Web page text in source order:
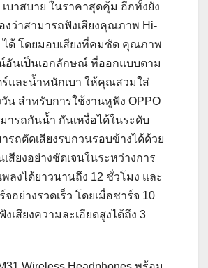
เบาสบาย ในราคาสุดคุ้ม อีกทั้งยัง
งว่าสามารถฟังเสียงคุณภาพ Hi-
ได้ โดยมอบเสียงที่คมชัด คุณภาพ
อันเป็นเอกลักษณ์ ที่ออกแบบตาม
และน้ำหนักเบา ให้คุณสวมใส่
น สำหรับการใช้งานหูฟัง OPPO
มารถกันน้ำ กันเหงื่อได้ในระดับ
ารถตัดเสียงรบกวนรอบข้างได้ด้วย
สียงอย่างชัดเจนในระหว่างการ
ลงได้ยาวนานถึง 12 ชั่วโมง และ
จอย่างรวดเร็ว โดยเมื่อชาร์จ 10
เสียงความละเอียดสูงได้ถึง 3